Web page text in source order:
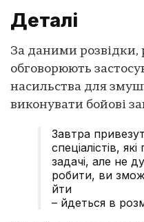
Деталі
За даними розвідки,
обговорюють
насильства для
виконувати бойові
Завтра
спеціалістів,
задачі, але не
робити, ви
йти
– йдеться в